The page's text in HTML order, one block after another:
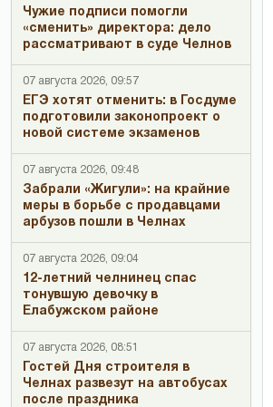
Чужие подписи помогли
«сменить» директора: дело
рассматривают в суде Челнов
07 августа 2026, 09:57
ЕГЭ хотят отменить: в Госдуме
подготовили законопроект о
новой системе экзаменов
07 августа 2026, 09:48
Забрали «Жигули»: на крайние
меры в борьбе с продавцами
арбузов пошли в Челнах
07 августа 2026, 09:04
12-летний челнинец спас
тонувшую девочку в
Елабужском районе
07 августа 2026, 08:51
Гостей Дня строителя в
Челнах развезут на автобусах
после праздника